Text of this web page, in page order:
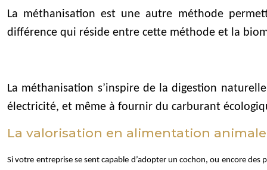
La méthanisation est une autre méthode
différence qui réside entre cette méthode et la
La méthanisation s’inspire de la digestion
électricité, et même à fournir du carburant
La valorisation en alimentation animale
Si votre entreprise se sent capable d’adopter un cochon, ou encore